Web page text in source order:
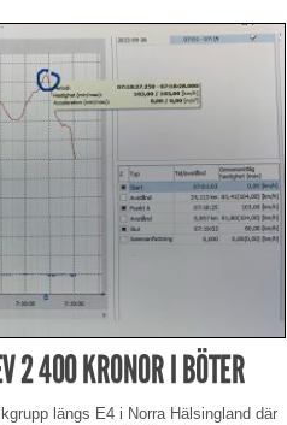
2 400 KRONOR I BÖTER
längs E4 i Norra Hälsingland där